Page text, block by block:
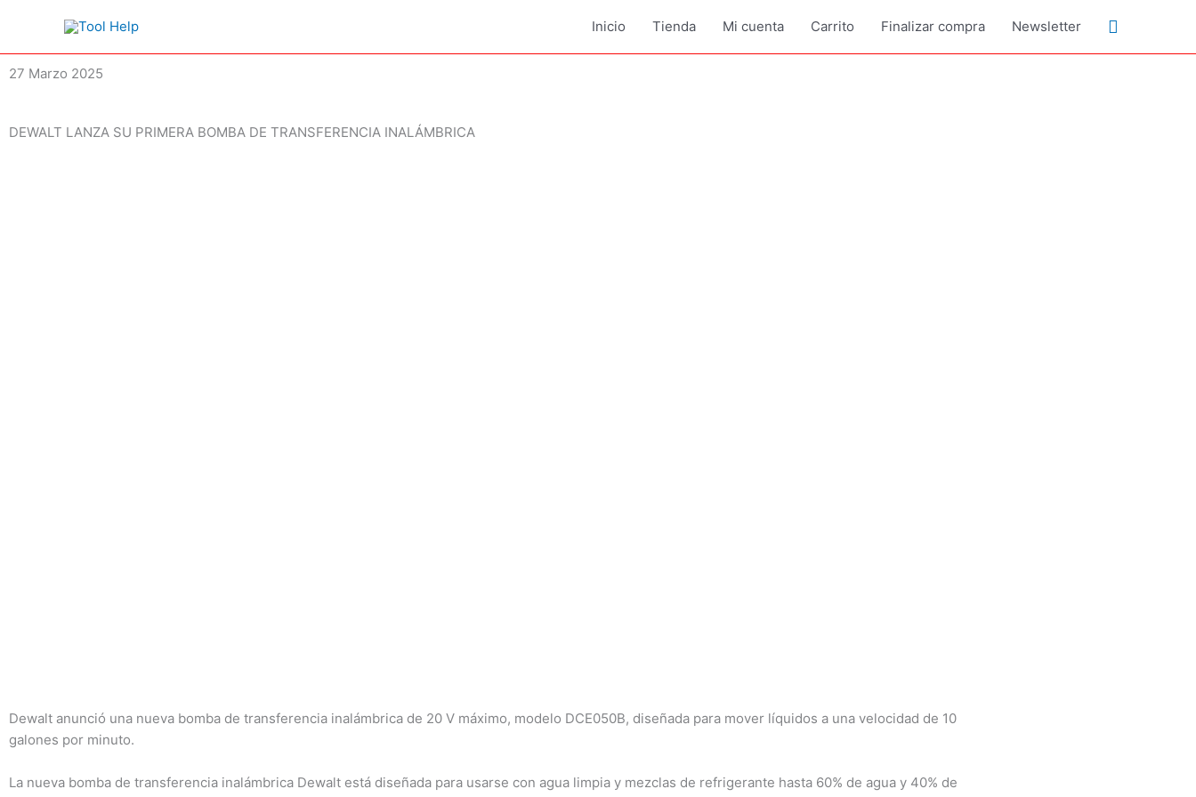
contenido
Inicio Tienda Mi cuenta Carrito Finalizar compra Newsletter Buscar
27 Marzo 2025
DEWALT LANZA SU PRIMERA BOMBA DE TRANSFERENCIA INALÁMBRICA
Dewalt anunció una nueva bomba de transferencia inalámbrica de 20 V máximo, modelo DCE050B, diseñada para mover líquidos a una velocidad de 10
galones por minuto.
La nueva bomba de transferencia inalámbrica Dewalt está diseñada para usarse con agua limpia y mezclas de refrigerante hasta 60% de agua y 40% de